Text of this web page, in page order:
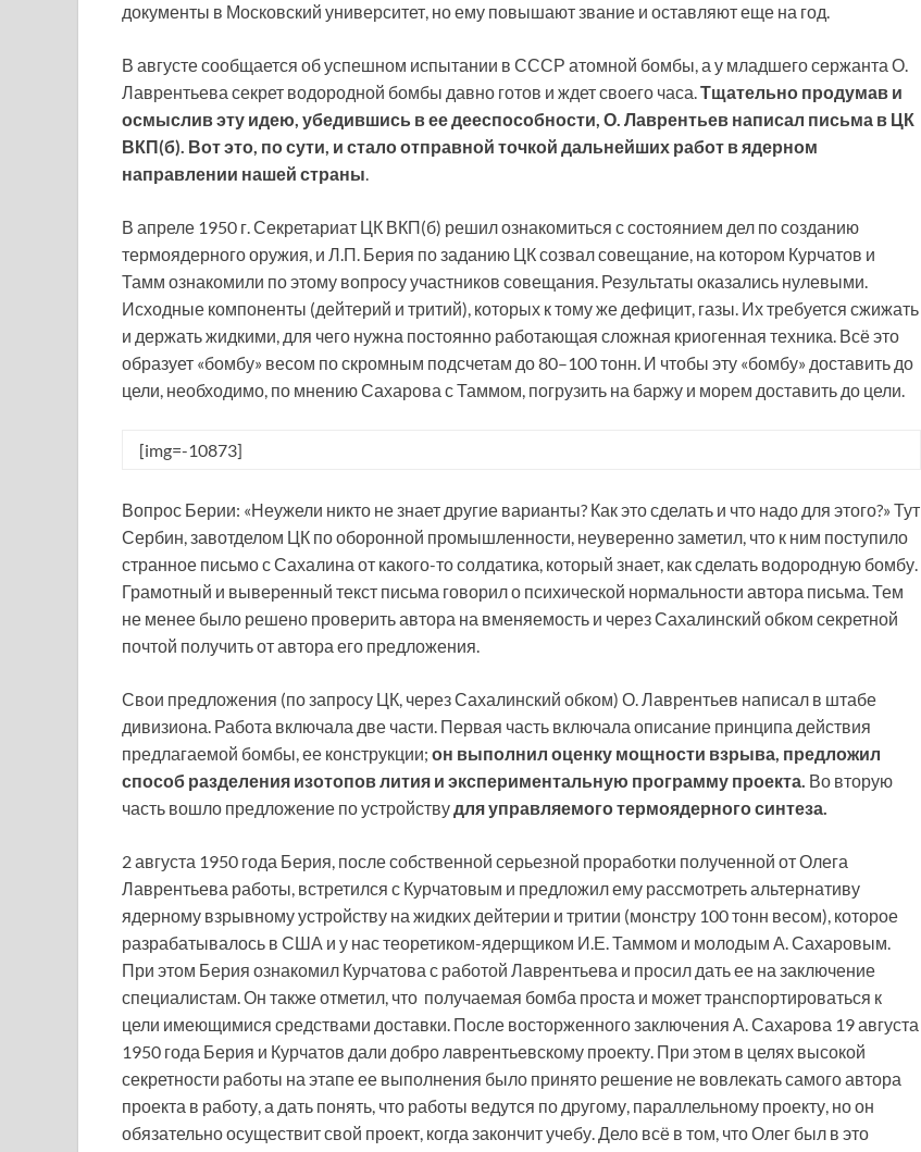
документы в Московский университет, но ему повышают звание и оставляют еще на год.
В августе сообщается об успешном испытании в СССР атомной бомбы, а у младшего сержанта О.
Лаврентьева секрет водородной бомбы давно готов и ждет своего часа.Тщательно продумав и
осмыслив эту идею, убедившись в ее дееспособности, О. Лаврентьев написал письма в ЦК
ВКП(б). Вот это, по сути, и стало отправной точкой дальнейших работ в ядерном
направлении нашей страны.
В апреле 1950 г. Секретариат ЦК ВКП(б) решил ознакомиться с состоянием дел по созданию
термоядерного оружия, и Л.П. Берия по заданию ЦК созвал совещание, на котором Курчатов и
Тамм ознакомили по этому вопросу участников совещания. Результаты оказались нулевыми.
Исходные компоненты (дейтерий и тритий), которых к тому же дефицит, газы. Их требуется сжижать
и держать жидкими, для чего нужна постоянно работающая сложная криогенная техника. Всё это
образует «бомбу» весом по скромным подсчетам до 80–100 тонн. И чтобы эту «бомбу» доставить до
цели, необходимо, по мнению Сахарова с Таммом, погрузить на баржу и морем доставить до цели.
[img=-10873]
Вопрос Берии: «Неужели никто не знает другие варианты? Как это сделать и что надо для этого?» Тут
Сербин, завотделом ЦК по оборонной промышленности, неуверенно заметил, что к ним поступило
странное письмо с Сахалина от какого-то солдатика, который знает, как сделать водородную бомбу.
Грамотный и выверенный текст письма говорил о психической нормальности автора письма. Тем
не менее было решено проверить автора на вменяемость и через Сахалинский обком секретной
почтой получить от автора его предложения.
Свои предложения (по запросу ЦК, через Сахалинский обком) О. Лаврентьев написал в штабе
дивизиона. Работа включала две части. Первая часть включала описание принципа действия
предлагаемой бомбы, ее конструкции; он выполнил оценку мощности взрыва, предложил
способ разделения изотопов лития и экспериментальную программу проекта. Во вторую
часть вошло предложение по устройствудля управляемого термоядерного синтеза.
2 августа 1950 года Берия, после собственной серьезной проработки полученной от Олега
Лаврентьева работы, встретился с Курчатовым и предложил ему рассмотреть альтернативу
ядерному взрывному устройству на жидких дейтерии и тритии (монстру 100 тонн весом), которое
разрабатывалось в США и у нас теоретиком-ядерщиком И.Е. Таммом и молодым А. Сахаровым.
При этом Берия ознакомил Курчатова с работой Лаврентьева и просил дать ее на заключение
специалистам. Он также отметил, что получаемая бомба проста и может транспортироваться к
цели имеющимися средствами доставки. После восторженного заключения А. Сахарова 19 августа
1950 года Берия и Курчатов дали добро лаврентьевскому проекту. При этом в целях высокой
секретности работы на этапе ее выполнения было принято решение не вовлекать самого автора
проекта в работу, а дать понять, что работы ведутся по другому, параллельному проекту, но он
обязательно осуществит свой проект, когда закончит учебу. Дело всё в том, что Олег был в это